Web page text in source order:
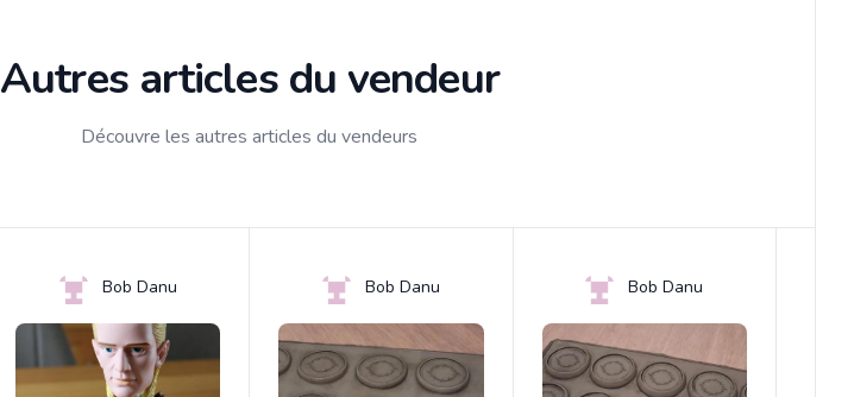
Autres articles du vendeur
Découvre les autres articles du vendeurs
Bob Danu Bob Danu Bob Danu